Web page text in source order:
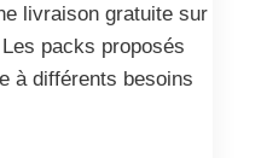
livraison gratuite sur
packs proposés
à différents besoins